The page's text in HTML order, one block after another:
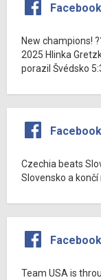
Facebook
New champions!
2025 Hlinka
porazil Švédsko
Facebook
Czechia beats
Slovensko a končí
Facebook
Team USA is